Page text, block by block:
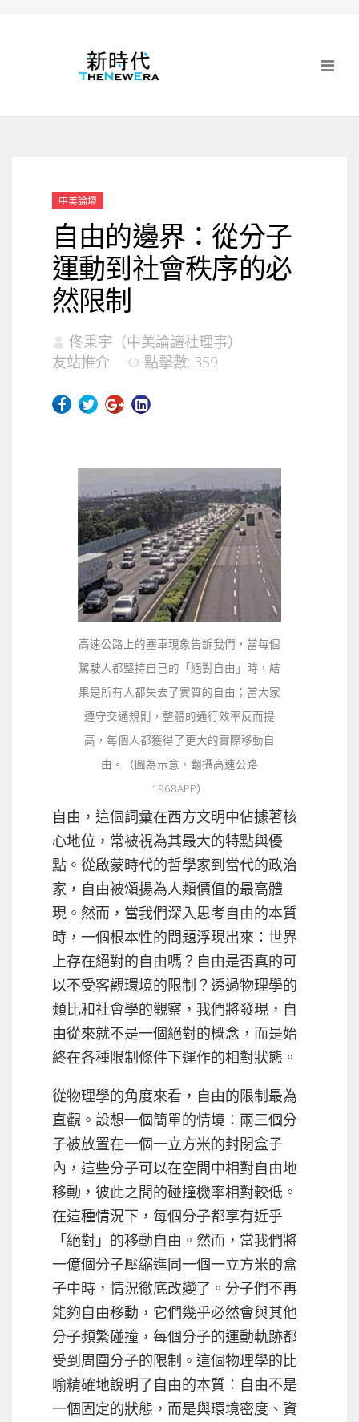
中美論壇
自由的邊界：從分子
運動到社會秩序的必
然限制
佟秉宇（中美論譠社理事）
友站推介
點擊數: 359
高速公路上的塞車現象告訴我們，當每個
駕駛人都堅持自己的「絕對自由」時，結
果是所有人都失去了實質的自由；當大家
遵守交通規則，整體的通行效率反而提
高，每個人都獲得了更大的實際移動自
由。（圖為示意，翻攝高速公路
1968APP）
自由，這個詞彙在西方文明中佔據著核
心地位，常被視為其最大的特點與優
點。從啟蒙時代的哲學家到當代的政治
家，自由被頌揚為人類價值的最高體
現。然而，當我們深入思考自由的本質
時，一個根本性的問題浮現出來：世界
上存在絕對的自由嗎？自由是否真的可
以不受客觀環境的限制？透過物理學的
類比和社會學的觀察，我們將發現，自
由從來就不是一個絕對的概念，而是始
終在各種限制條件下運作的相對狀態。
從物理學的角度來看，自由的限制最為
直觀。設想一個簡單的情境：兩三個分
子被放置在一個一立方米的封閉盒子
內，這些分子可以在空間中相對自由地
移動，彼此之間的碰撞機率相對較低。
在這種情況下，每個分子都享有近乎
「絕對」的移動自由。然而，當我們將
一億個分子壓縮進同一個一立方米的盒
子中時，情況徹底改變了。分子們不再
能夠自由移動，它們幾乎必然會與其他
分子頻繁碰撞，每個分子的運動軌跡都
受到周圍分子的限制。這個物理學的比
喻精確地說明了自由的本質：自由不是
一個固定的狀態，而是與環境密度、資